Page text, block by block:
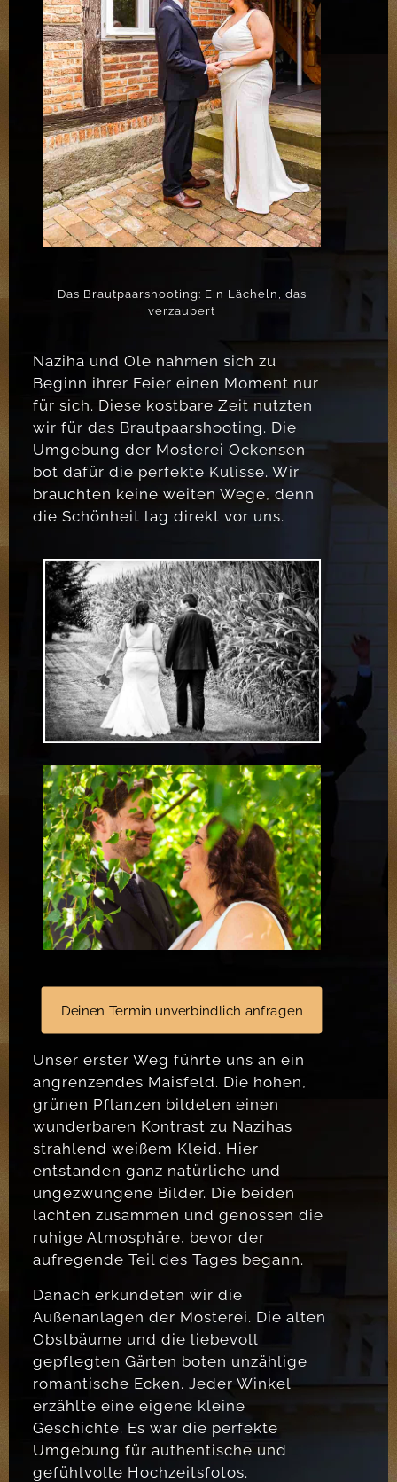
Das Brautpaarshooting: Ein Lächeln, das
verzaubert
Naziha und Ole nahmen sich zu
Beginn ihrer Feier einen Moment nur
für sich. Diese kostbare Zeit nutzten
wir für das Brautpaarshooting. Die
Umgebung der Mosterei Ockensen
bot dafür die perfekte Kulisse. Wir
brauchten keine weiten Wege, denn
die Schönheit lag direkt vor uns.
Deinen Termin unverbindlich anfragen
Unser erster Weg führte uns an ein
angrenzendes Maisfeld. Die hohen,
grünen Pflanzen bildeten einen
wunderbaren Kontrast zu Nazihas
strahlend weißem Kleid. Hier
entstanden ganz natürliche und
ungezwungene Bilder. Die beiden
lachten zusammen und genossen die
ruhige Atmosphäre, bevor der
aufregende Teil des Tages begann.
Danach erkundeten wir die
Außenanlagen der Mosterei. Die alten
Obstbäume und die liebevoll
gepflegten Gärten boten unzählige
romantische Ecken. Jeder Winkel
erzählte eine eigene kleine
Geschichte. Es war die perfekte
Umgebung für authentische und
gefühlvolle Hochzeitsfotos.